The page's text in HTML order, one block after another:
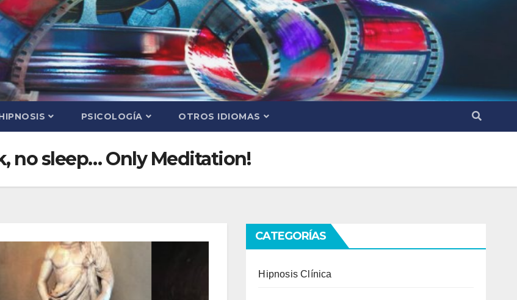
PSICOLOGÍA OTROS IDIOMAS
no sleep… Only Meditation!
CATEGORÍAS
Hipnosis Clínica